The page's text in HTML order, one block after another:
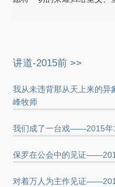
讲道-2015前 >>
我从未违背那从天上来的
峰牧师
我们成了一台戏——2015年
保罗在公会中的见证
对着万人为主作见证